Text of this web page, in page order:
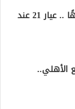
الذهب في مصر يقفز 160 جنيهًا .. عيار 21 عند
الأهلي..